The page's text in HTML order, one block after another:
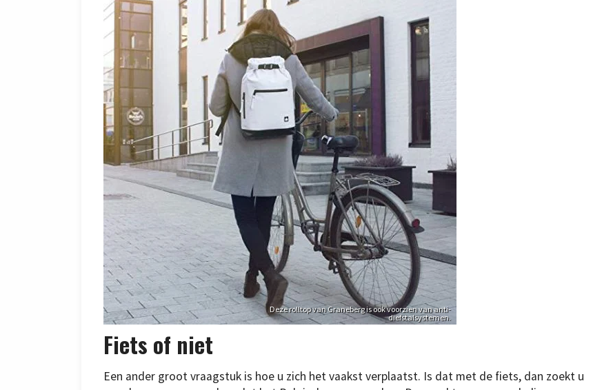
Deze rolltop van Graneberg is ook voorzien van anti-
diefstalsystemen.
Fiets of niet
Een ander groot vraagstuk is hoe u zich het vaakst verplaatst. Is dat met de fiets, dan zoekt u